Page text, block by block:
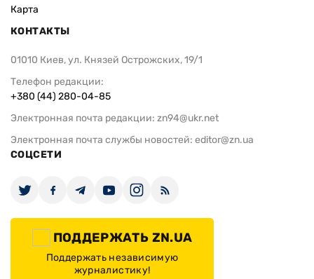
Карта
КОНТАКТЫ
01010 Киев, ул. Князей Острожских, 19/1
Телефон редакции:
+380 (44) 280-04-85
Электронная почта редакции: zn94@ukr.net
Электронная почта службы новостей: editor@zn.ua
СОЦСЕТИ
ПОДДЕРЖАТЬ ZN.UA
Поддержать независимую
журналистику!